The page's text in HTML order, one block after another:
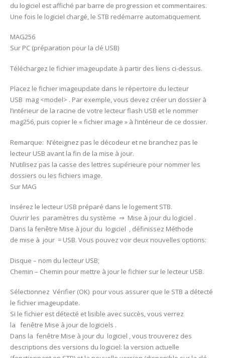
du logiciel est affiché par barre de progression et commentaires.
Une fois le logiciel chargé, le STB redémarre automatiquement.
MAG256
Sur PC (préparation pour la clé USB)
Téléchargez le fichier imageupdate à partir des liens ci-dessus.
Placez le fichier imageupdate dans le répertoire du lecteur
USB mag <model> . Par exemple, vous devez créer un dossier à
l’intérieur de la racine de votre lecteur flash USB et le nommer
mag256, puis copier le « fichier image » à l’intérieur de ce dossier.
Remarque: N’éteignez pas le décodeur et ne branchez pas le
lecteur USB avant la fin de la mise à jour.
N’utilisez pas la casse des lettres supérieure pour nommer les
dossiers ou les fichiers image.
Sur MAG
Insérez le lecteur USB préparé dans le logement STB.
Ouvrir les paramètres du système ⇒ Mise à jour du logiciel .
Dans la fenêtre Mise à jour du logiciel , définissez Méthode
de mise à jour = USB. Vous pouvez voir deux nouvelles options:
Disque – nom du lecteur USB;
Chemin – Chemin pour mettre à jour le fichier sur le lecteur USB.
Sélectionnez Vérifier (OK) pour vous assurer que le STB a détecté
le fichier imageupdate.
Si le fichier est détecté et lisible avec succès, vous verrez
la fenêtre Mise à jour de logiciels .
Dans la fenêtre Mise à jour du logiciel , vous trouverez des
descriptions des versions du logiciel: la version actuelle